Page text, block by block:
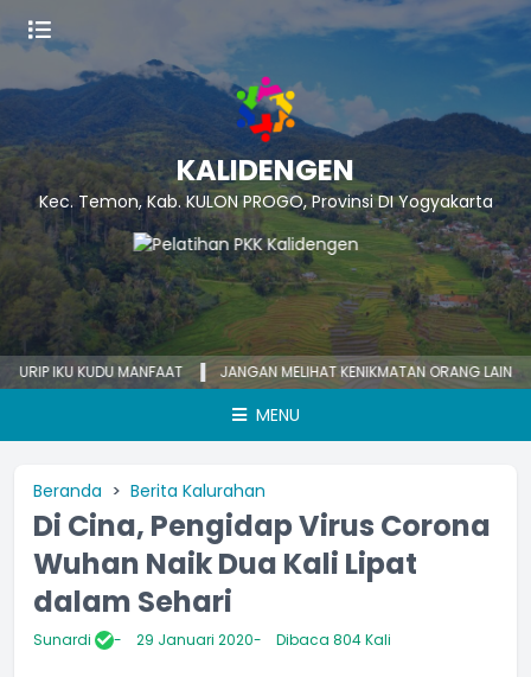
KALIDENGEN
Kec. Temon, Kab. KULON PROGO, Provinsi DI Yogyakarta
IKU KUDU MANFAAT JANGAN MELIHAT KENIKMATAN ORANG LAIN
MENU
Beranda Berita Kalurahan
Di Cina, Pengidap Virus Corona
Wuhan Naik Dua Kali Lipat
dalam Sehari
Sunardi 29 Januari 2020 Dibaca 804 Kali